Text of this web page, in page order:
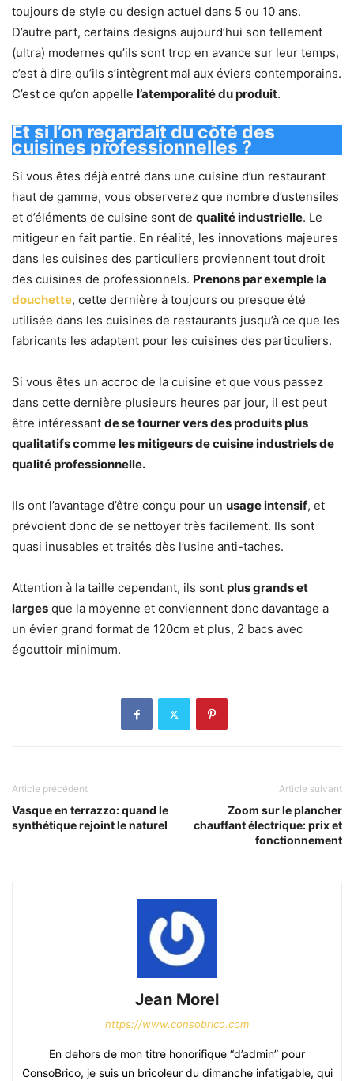
toujours de style ou design actuel dans 5 ou 10 ans.
D’autre part, certains designs aujourd’hui son tellement
(ultra) modernes qu’ils sont trop en avance sur leur temps,
c’est à dire qu’ils s’intègrent mal aux éviers contemporains.
C’est ce qu’on appelle l’atemporalité du produit.
Et si l’on regardait du côté des
cuisines professionnelles ?
Si vous êtes déjà entré dans une cuisine d’un restaurant
haut de gamme, vous observerez que nombre d’ustensiles
et d’éléments de cuisine sont de qualité industrielle. Le
mitigeur en fait partie. En réalité, les innovations majeures
dans les cuisines des particuliers proviennent tout droit
des cuisines de professionnels. Prenons par exemple la
douchette, cette dernière à toujours ou presque été
utilisée dans les cuisines de restaurants jusqu’à ce que les
fabricants les adaptent pour les cuisines des particuliers.
Si vous êtes un accroc de la cuisine et que vous passez
dans cette dernière plusieurs heures par jour, il est peut
être intéressant de se tourner vers des produits plus
qualitatifs comme les mitigeurs de cuisine industriels de
qualité professionnelle.
Ils ont l’avantage d’être conçu pour un usage intensif, et
prévoient donc de se nettoyer très facilement. Ils sont
quasi inusables et traités dès l’usine anti-taches.
Attention à la taille cependant, ils sont plus grands et
larges que la moyenne et conviennent donc davantage a
un évier grand format de 120cm et plus, 2 bacs avec
égouttoir minimum.
Article précédent
Vasque en terrazzo: quand le
synthétique rejoint le naturel
Article suivant
Zoom sur le plancher
chauffant électrique: prix et
fonctionnement
Jean Morel
https://www.consobrico.com
En dehors de mon titre honorifique “d’admin” pour
ConsoBrico, je suis un bricoleur du dimanche infatigable, qui